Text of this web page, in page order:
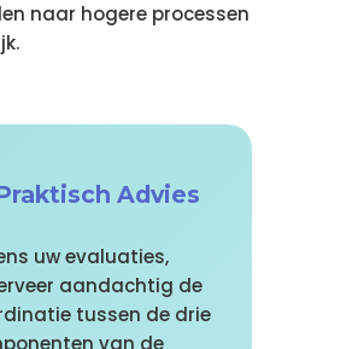
naar hogere processen
Advies
uw evaluaties,
aandachtig de
tussen de drie
van de